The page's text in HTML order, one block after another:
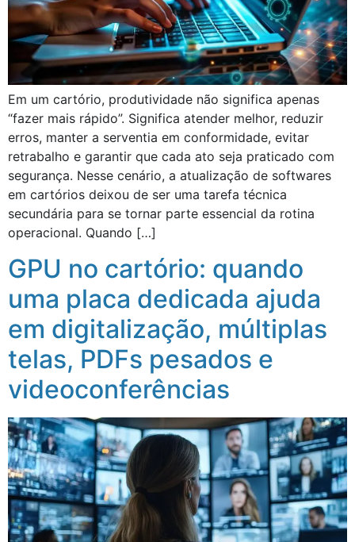
Em um cartório, produtividade não significa apenas
“fazer mais rápido”. Significa atender melhor, reduzir
erros, manter a serventia em conformidade, evitar
retrabalho e garantir que cada ato seja praticado com
segurança. Nesse cenário, a atualização de softwares
em cartórios deixou de ser uma tarefa técnica
secundária para se tornar parte essencial da rotina
operacional. Quando […]
GPU no cartório: quando
uma placa dedicada ajuda
em digitalização, múltiplas
telas, PDFs pesados e
videoconferências